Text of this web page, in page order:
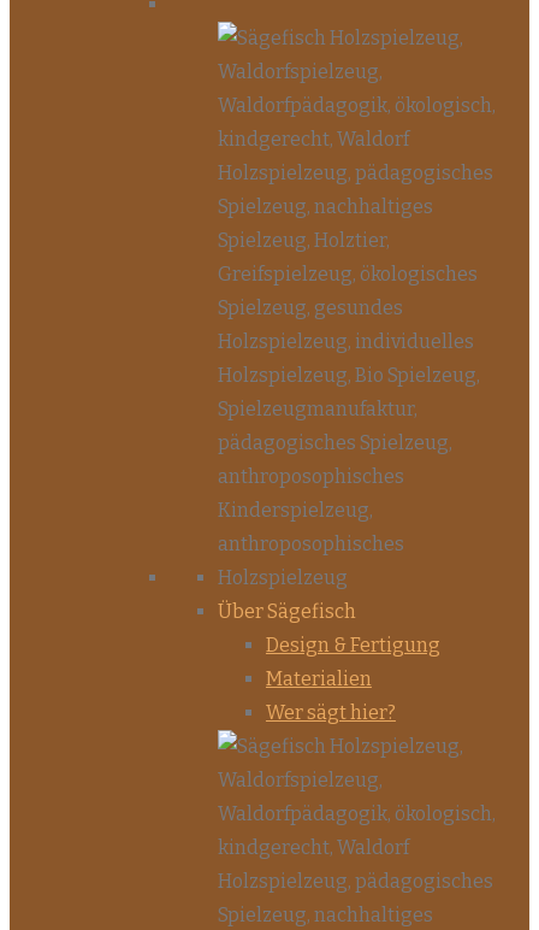
Über Sägefisch
Design & Fertigung
Materialien
Wer sägt hier?